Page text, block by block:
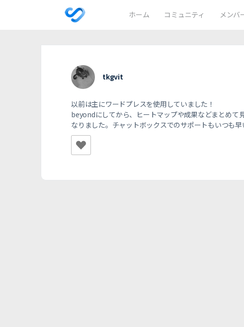
ホーム コミュニティ メンバ
tkgvit
以前は主にワードプレスを使用していました！
beyondにしてから、ヒートマップや成果などまとめて
なりました。チャットボックスでのサポートもいつも早